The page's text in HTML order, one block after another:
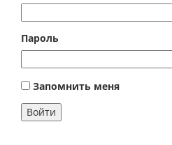
Пароль
Запомнить меня
Войти